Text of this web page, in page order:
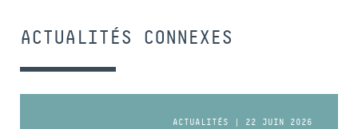
ACTUALITÉS CONNEXES
ACTUALITÉS | 22 JUIN 2026